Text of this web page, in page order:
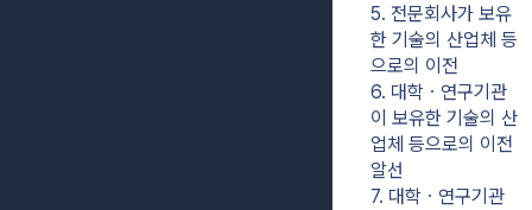
5. 전문회사가 보유
한 기술의 산업체 등
으로의 이전
6. 대학ㆍ연구기관
이 보유한 기술의 산
업체 등으로의 이전
알선
7. 대학ㆍ연구기관